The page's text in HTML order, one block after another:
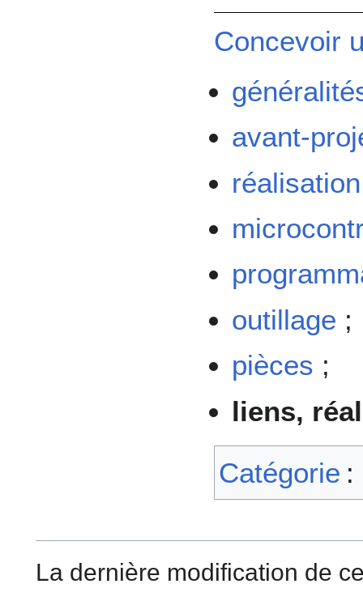
Concevoir
avant-
réalisation
outillage ;
pièces ;
liens,
Catégorie :
La dernière modification de